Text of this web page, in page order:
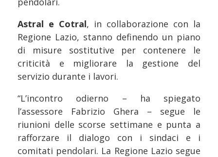
Astral e Cotral, in collaborazione con la
Regione Lazio, stanno definendo un piano
di misure sostitutive per contenere le
criticità e migliorare la gestione del
servizio durante i lavori.
“L’incontro odierno – ha spiegato
l’assessore Fabrizio Ghera – segue le
riunioni delle scorse settimane e punta a
rafforzare il dialogo con i sindaci e i
comitati pendolari. La Regione Lazio segue